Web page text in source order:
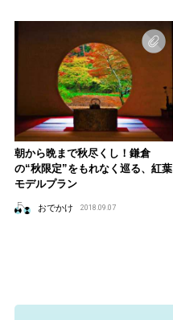
朝から晩まで秋尽くし！鎌倉
の“秋限定”をもれなく巡る、紅葉
モデルプラン
おでかけ 2018.09.07